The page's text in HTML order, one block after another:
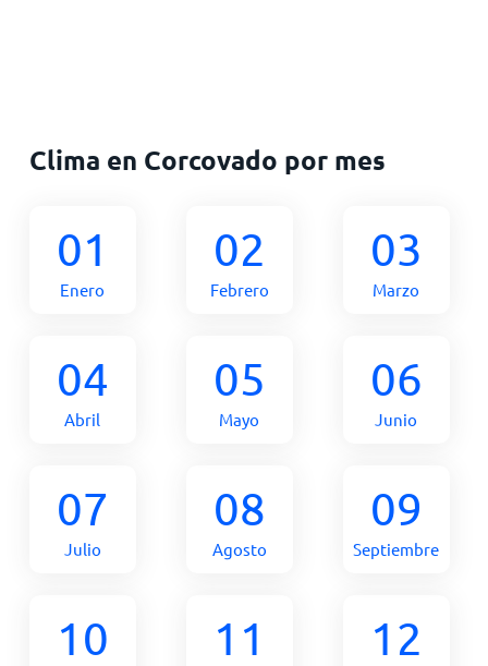
Clima en Corcovado por mes
01
Enero
02
Febrero
03
Marzo
04
Abril
05
Mayo
06
Junio
07
Julio
08
Agosto
09
Septiembre
10 11 12